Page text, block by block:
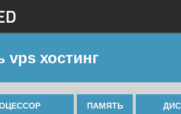
vps хостинг
ПАМЯТЬ